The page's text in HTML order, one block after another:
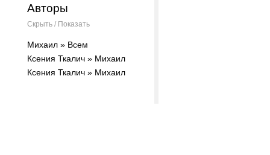
Авторы
Скрыть / Показать
Михаил » Всем
Ксения Ткалич » Михаил
Ксения Ткалич » Михаил